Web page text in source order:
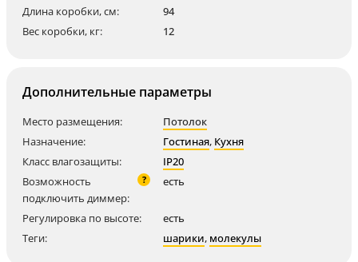
Длина коробки, см:
94
Вес коробки, кг:
12
Дополнительные параметры
Место размещения:
Потолок
Назначение:
Гостиная, Кухня
Класс влагозащиты:
IP20
Возможность
подключить диммер:
? есть
Регулировка по высоте:
есть
Теги:
шарики, молекулы